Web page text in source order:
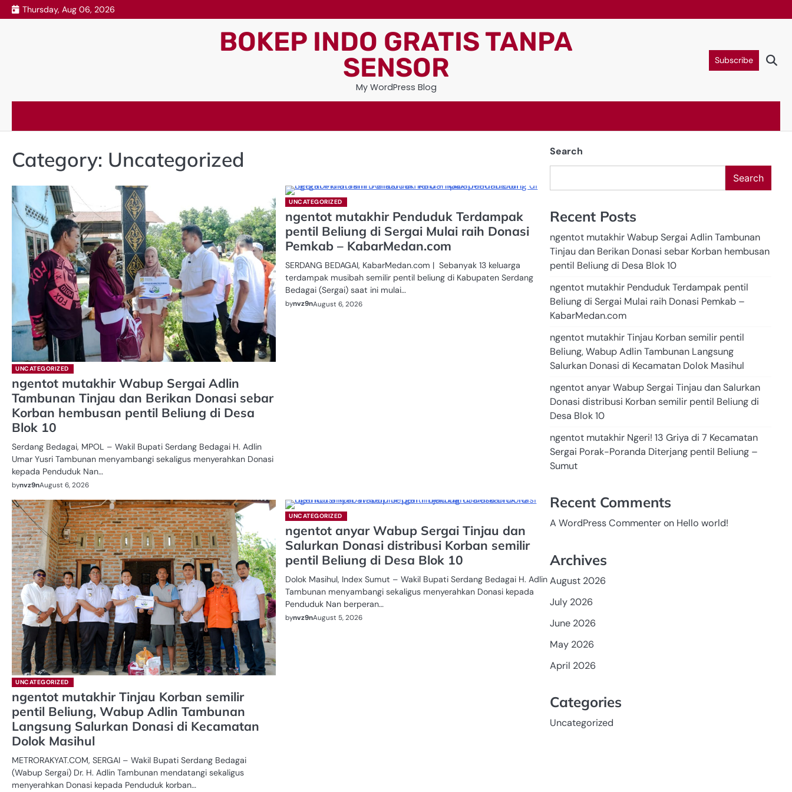
Skip
to
Thursday, Aug 06, 2026
BOKEP INDO GRATIS TANPA
SENSOR
My WordPress Blog
Subscribe
Category: Uncategorized
UNCATEGORIZED
ngentot mutakhir Wabup Sergai Adlin
Tambunan Tinjau dan Berikan Donasi sebar
Korban hembusan pentil Beliung di Desa
Blok 10
Serdang Bedagai, MPOL – Wakil Bupati Serdang Bedagai H. Adlin
Umar Yusri Tambunan menyambangi sekaligus menyerahkan Donasi
kepada Penduduk Nan…
bynvz9nAugust 6, 2026
UNCATEGORIZED
ngentot mutakhir Penduduk Terdampak
pentil Beliung di Sergai Mulai raih Donasi
Pemkab – KabarMedan.com
SERDANG BEDAGAI, KabarMedan.com | Sebanyak 13 keluarga
terdampak musibah semilir pentil beliung di Kabupaten Serdang
Bedagai (Sergai) saat ini mulai…
bynvz9nAugust 6, 2026
UNCATEGORIZED
ngentot mutakhir Tinjau Korban semilir
pentil Beliung, Wabup Adlin Tambunan
Langsung Salurkan Donasi di Kecamatan
Dolok Masihul
METRORAKYAT.COM, SERGAI – Wakil Bupati Serdang Bedagai
(Wabup Sergai) Dr. H. Adlin Tambunan mendatangi sekaligus
menyerahkan Donasi kepada Penduduk korban…
UNCATEGORIZED
ngentot anyar Wabup Sergai Tinjau dan
Salurkan Donasi distribusi Korban semilir
pentil Beliung di Desa Blok 10
Dolok Masihul, Index Sumut – Wakil Bupati Serdang Bedagai H. Adlin
Tambunan menyambangi sekaligus menyerahkan Donasi kepada
Penduduk Nan berperan…
bynvz9nAugust 5, 2026
Search
Search
Recent Posts
ngentot mutakhir Wabup Sergai Adlin Tambunan
Tinjau dan Berikan Donasi sebar Korban hembusan
pentil Beliung di Desa Blok 10
ngentot mutakhir Penduduk Terdampak pentil
Beliung di Sergai Mulai raih Donasi Pemkab –
KabarMedan.com
ngentot mutakhir Tinjau Korban semilir pentil
Beliung, Wabup Adlin Tambunan Langsung
Salurkan Donasi di Kecamatan Dolok Masihul
ngentot anyar Wabup Sergai Tinjau dan Salurkan
Donasi distribusi Korban semilir pentil Beliung di
Desa Blok 10
ngentot mutakhir Ngeri! 13 Griya di 7 Kecamatan
Sergai Porak-Poranda Diterjang pentil Beliung –
Sumut
Recent Comments
A WordPress Commenteron Hello world!
Archives
August 2026
July 2026
June 2026
May 2026
April 2026
Categories
Uncategorized